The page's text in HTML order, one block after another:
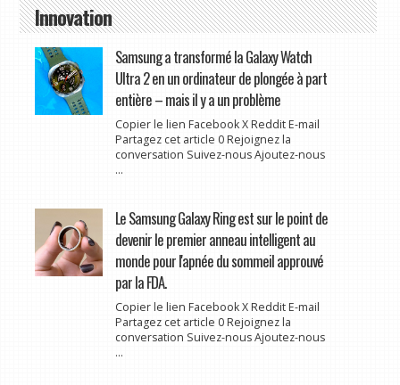
Innovation
Samsung a transformé la Galaxy Watch
Ultra 2 en un ordinateur de plongée à part
entière – mais il y a un problème
Copier le lien Facebook X Reddit E-mail
Partagez cet article 0 Rejoignez la
conversation Suivez-nous Ajoutez-nous
...
Le Samsung Galaxy Ring est sur le point de
devenir le premier anneau intelligent au
monde pour l'apnée du sommeil approuvé
par la FDA.
Copier le lien Facebook X Reddit E-mail
Partagez cet article 0 Rejoignez la
conversation Suivez-nous Ajoutez-nous
...